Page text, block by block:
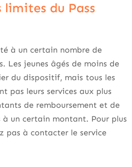
limites du Pass
à un certain nombre de
Les jeunes âgés de moins de
du dispositif, mais tous les
pas leurs services aux plus
de remboursement et de
un certain montant. Pour plus
pas à contacter le service